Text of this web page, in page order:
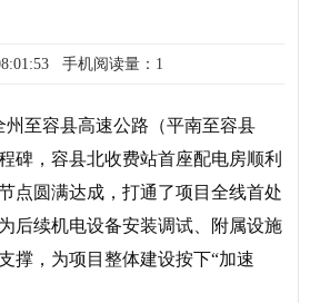
手机阅读量：1
州至容县高速公路（平南至容县
碑，容县北收费站首座配电房顺利
点圆满达成，打通了项目全线首处
后续机电设备安装调试、附属设施
撑，为项目整体建设按下“加速